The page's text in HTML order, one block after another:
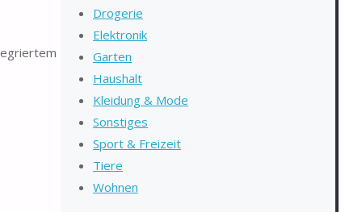
Drogerie
Elektronik
Garten
Haushalt
Kleidung & Mode
Sonstiges
Sport & Freizeit
Tiere
Wohnen